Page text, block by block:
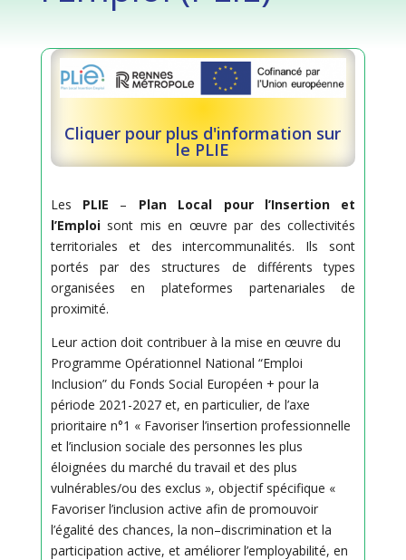
Cliquer pour plus d'information sur
le PLIE
Les PLIE – Plan Local pour l’Insertion et
l’Emploisont mis en œuvre par des collectivités
territoriales et des intercommunalités. Ils sont
portés par des structures de différents types
organisées en plateformes partenariales de
proximité.
Leur action doit contribuer à la mise en œuvre du
Programme Opérationnel National “Emploi
Inclusion” du Fonds Social Européen + pour la
période 2021-2027 et, en particulier, de l’axe
prioritaire n°1 « Favoriser l’insertion professionnelle
et l’inclusion sociale des personnes les plus
éloignées du marché du travail et des plus
vulnérables/ou des exclus », objectif spécifique «
Favoriser l’inclusion active afin de promouvoir
l’égalité des chances, la non–discrimination et la
participation active, et améliorer l’employabilité, en